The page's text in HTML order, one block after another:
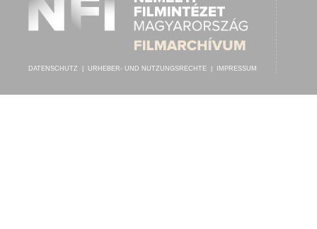
DATENSCHUTZ URHEBER- UND NUTZUNGSRECHTE IMPRESSUM